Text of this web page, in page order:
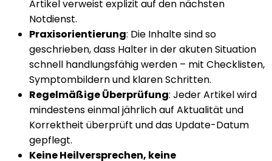
Artikel verweist explizit auf den nächsten
Notdienst.
Praxisorientierung: Die Inhalte sind so
geschrieben, dass Halter in der akuten Situation
schnell handlungsfähig werden – mit Checklisten,
Symptombildern und klaren Schritten.
Regelmäßige Überprüfung: Jeder Artikel wird
mindestens einmal jährlich auf Aktualität und
Korrektheit überprüft und das Update-Datum
gepflegt.
Keine Heilversprechen, keine